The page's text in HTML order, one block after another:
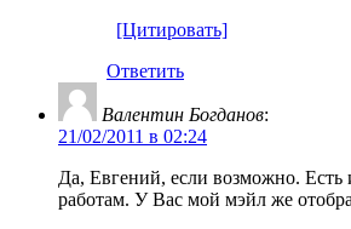
[Цитировать]
Ответить
Валентин Богданов:
21/02/2011 в 02:24
Да, Евгений, если возможно. Есть
работам. У Вас мой мэйл же